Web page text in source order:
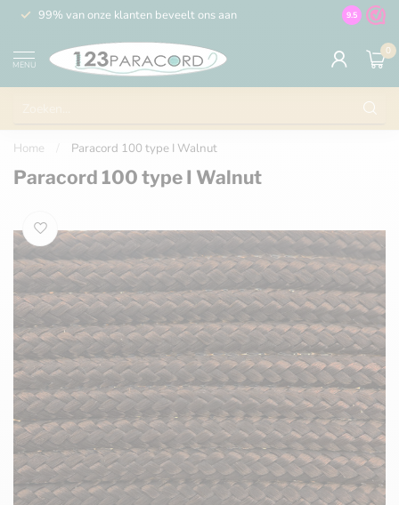
99% van onze klanten beveelt ons aan 100% de
9.5
MENU
0
Home Paracord 100 type I Walnut
Paracord 100 type I Walnut